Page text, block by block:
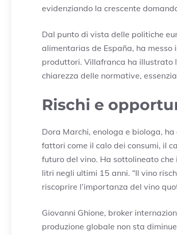
evidenziando la crescente
Dal punto di vista delle politiche
alimentarias de España, ha
produttori. Villafranca ha illustrato
chiarezza delle normative,
Rischi e
Dora Marchi, enologa e biologa,
fattori come il calo dei consumi, il
futuro del vino. Ha sottolineato
litri negli ultimi 15 anni. “Il vino
riscoprire l’importanza del vino
Giovanni Ghione, broker
produzione globale non sta